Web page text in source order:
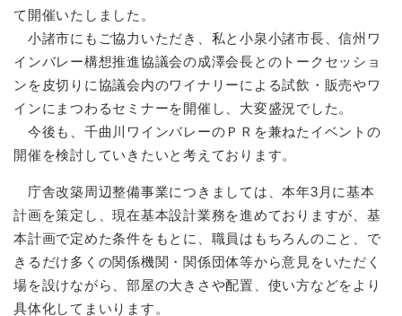
て開催いたしました。
小諸市にもご協力いただき、私と小泉小諸市長、信州ワ
インバレー構想推進協議会の成澤会長とのトークセッショ
ンを皮切りに協議会内のワイナリーによる試飲・販売やワ
インにまつわるセミナーを開催し、大変盛況でした。
今後も、千曲川ワインバレーのＰＲを兼ねたイベントの
開催を検討していきたいと考えております。
庁舎改築周辺整備事業につきましては、本年3月に基本
計画を策定し、現在基本設計業務を進めておりますが、基
本計画で定めた条件をもとに、職員はもちろんのこと、で
きるだけ多くの関係機関・関係団体等から意見をいただく
場を設けながら、部屋の大きさや配置、使い方などをより
具体化してまいります。